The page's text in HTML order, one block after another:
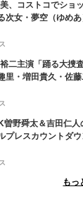
、コストコでショ
次女・夢空（ゆめ
を感じる」の声
二主演「踊る大捜
里・増田貴久・佐
キーワード”も
曽野舜太＆吉田仁人
プレスカウントダ
もっ